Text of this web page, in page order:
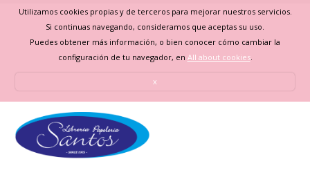
Utilizamos cookies propias y de terceros para mejorar nuestros servicios.
Si continuas navegando, consideramos que aceptas su uso.
Puedes obtener más información, o bien conocer cómo cambiar la
configuración de tu navegador, en All about cookies.
x